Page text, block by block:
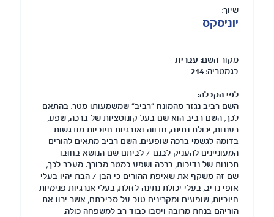
שיוך:
יוניסקס
מקור השם: עברית
בגמטריה: 214
לפי הקבלה:
השם רביב נגזר מהמונח "רביב" שמשמעותו מטר. בהתאם
לכך, השם רביב הוא שם בעל קונוטציות של ברכה, שפע,
רעננות, יכולת נתינה, חדווה ואנרגיות חיוביות מודגשות
בדומה לגשמי ברכה שופעים. השם רביב מתאים להורים
המעוניינים להעניק לבנם / לביתם שם הנושא בחובו
תכונות של נדיבות, ברכה ושפע כמטר מבורך. מעבר לכך,
שם זה משקף את שאיפת ההורים כי הבן / הבת יהיו בעלי
אופי נדיב, בעלי יכולת נתינה לזולת, בעלי אנרגיות פנימיות
חיוביות, שופעים ומקרינים טוב על סביבתם, אשר ירוו את
הוריהם בנחת מרובה ויסבו כבוד רב למשפחה כולה.